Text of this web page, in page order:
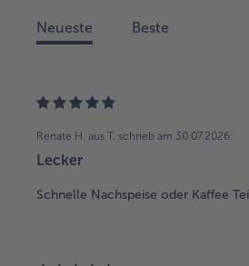
Neueste Beste
Renate H. aus T. schrieb am 30.07.2026:
Lecker
Schnelle Nachspeise oder Kaffee